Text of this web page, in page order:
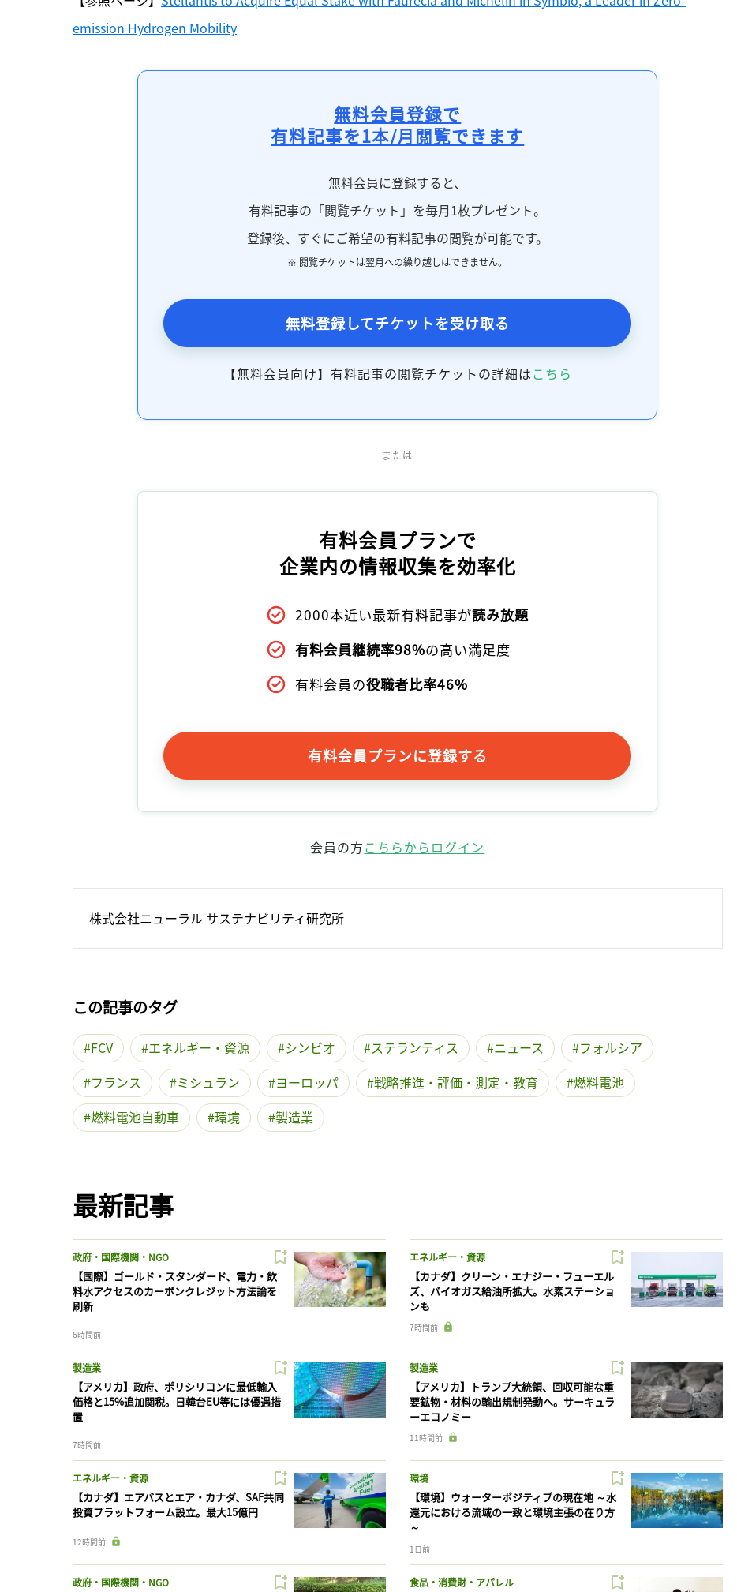
emission Hydrogen Mobility
無料会員登録で
有料記事を1本/月閲覧できます
無料会員に登録すると、
有料記事の「閲覧チケット」を毎月1枚プレゼント。
登録後、すぐにご希望の有料記事の閲覧が可能です。
※ 閲覧チケットは翌月への繰り越しはできません。
無料登録してチケットを受け取る
【無料会員向け】有料記事の閲覧チケットの詳細はこちら
または
有料会員プランで
企業内の情報収集を効率化
2000本近い最新有料記事が読み放題
有料会員継続率98%の高い満足度
有料会員の役職者比率46%
有料会員プランに登録する
会員の方こちらからログイン
株式会社ニューラル サステナビリティ研究所
この記事のタグ
FCV エネルギー・資源 シンビオ ステランティス ニュース
フォルシア
フランス
ミシュラン ヨーロッパ 戦略推進・評価・測定・教育
燃料電池
燃料電池自動車
環境 製造業
最新記事
政府・国際機関・NGO
【国際】ゴールド・スタンダード、電力・飲
料水アクセスのカーボンクレジット方法論を
刷新
6時間前
エネルギー・資源
【カナダ】クリーン・エナジー・フューエル
ズ、バイオガス給油所拡大。水素ステーショ
ンも
7時間前
製造業
【アメリカ】政府、ポリシリコンに最低輸入
価格と15%追加関税。日韓台EU等には優遇措
置
7時間前
製造業
【アメリカ】トランプ大統領、回収可能な重
要鉱物・材料の輸出規制発動へ。サーキュラ
ーエコノミー
11時間前
エネルギー・資源
【カナダ】エアバスとエア・カナダ、SAF共同
投資プラットフォーム設立。最大15億円
12時間前
環境
【環境】ウォーターポジティブの現在地 ～水
還元における流域の一致と環境主張の在り方
～
1日前
政府・国際機関・NGO 食品・消費財・アパレル
記事をお気に入りに保存するには
ログインが必要です
ログイン